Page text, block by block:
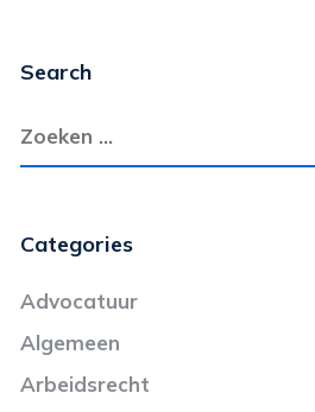
Search
Categories
Advocatuur
Algemeen
Arbeidsrecht